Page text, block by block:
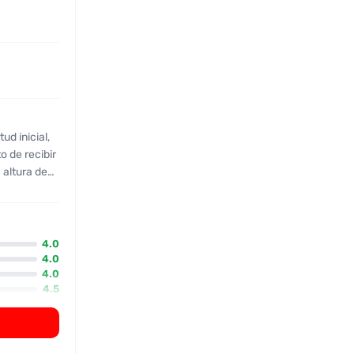
inicial,
de recibir
altura de
clientes
amable
no habló
La
llegar a
con un
de que
4.0
4.0
4.0
4.5